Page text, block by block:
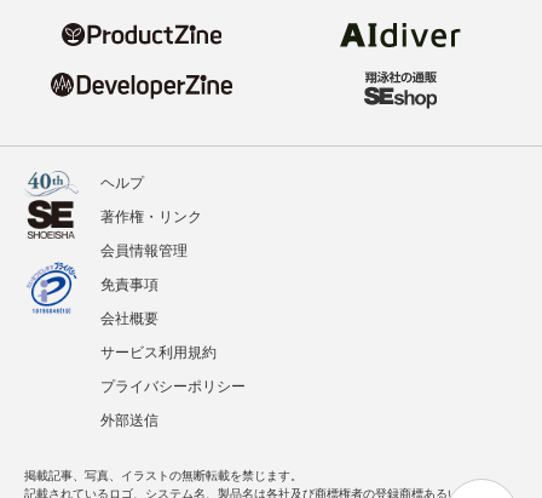
ヘルプ
著作権・リンク
会員情報管理
免責事項
会社概要
サービス利用規約
プライバシーポリシー
外部送信
掲載記事、写真、イラストの無断転載を禁じます。
記載されているロゴ、システム名、製品名は各社及び商標権者の登録商標あるいは商標で